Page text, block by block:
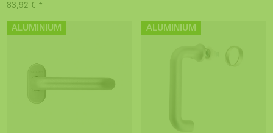
83,92 € *
ALUMINIUM ALUMINIUM